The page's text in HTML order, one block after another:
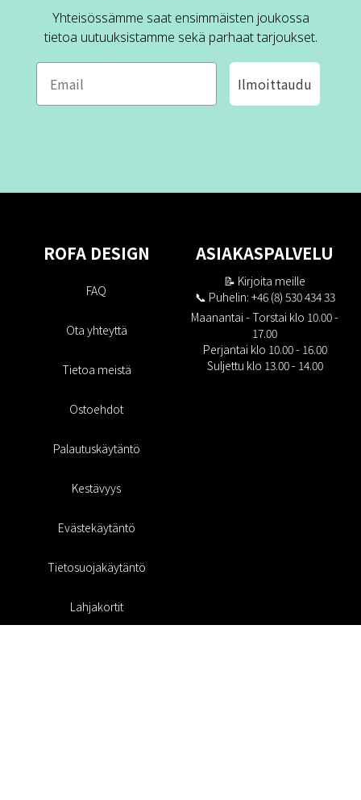
Yhteisössämme saat ensimmäisten joukossa
tietoa uutuuksistamme sekä parhaat tarjoukset.
Ilmoittaudu
ROFA DESIGN
FAQ
Ota yhteyttä
Tietoa meistä
Ostoehdot
Palautuskäytäntö
Kestävyys
Evästekäytäntö
Tietosuojakäytäntö
Lahjakortit
ASIAKASPALVELU
📝 Kirjoita meille
📞 Puhelin: +46 (8) 530 434 33
Maanantai - Torstai klo 10.00 -
17.00
Perjantai klo 10.00 - 16.00
Suljettu klo 13.00 - 14.00